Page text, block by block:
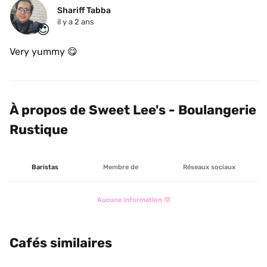
😍
Shariff Tabba
il y a 2 ans
À propos de Sweet Lee's - Boulangerie
Rustique
Baristas Membre de Réseaux sociaux
Aucune information 🤓
Cafés similaires